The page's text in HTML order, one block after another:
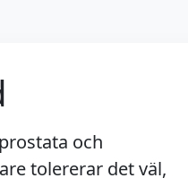
och
tolererar det väl,